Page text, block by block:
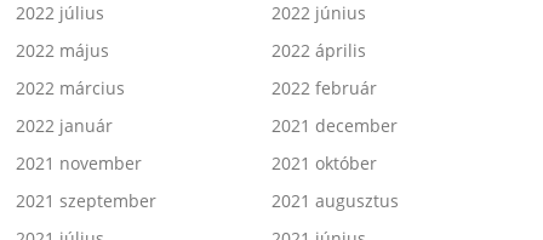
2022 július
2022 június
2022 május
2022 április
2022 március
2022 február
2022 január
2021 december
2021 november
2021 október
2021 szeptember
2021 augusztus